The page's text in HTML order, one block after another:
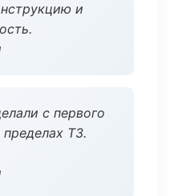
и
с первого
ТЗ.